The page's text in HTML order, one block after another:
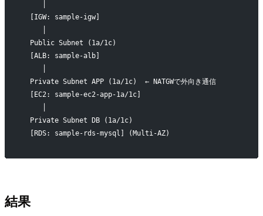
  [IGW: sample-igw]
  Public Subnet (1a/1c)
  [ALB: sample-alb]
  Private Subnet APP (1a/1c)  ← NATGWで外向き通信
  [EC2: sample-ec2-app-1a/1c]
  Private Subnet DB (1a/1c)
  [RDS: sample-rds-mysql] (Multi-AZ)
結果